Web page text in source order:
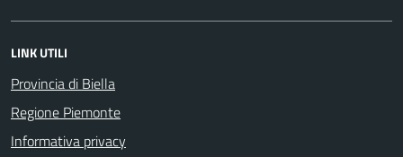
LINK UTILI
Provincia di Biella
Regione Piemonte
Informativa privacy